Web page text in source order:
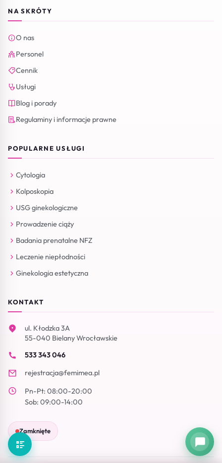
NA SKRÓTY
O nas
Personel
Cennik
Usługi
Blog i porady
Regulaminy i informacje prawne
POPULARNE USŁUGI
Cytologia
Kolposkopia
USG ginekologiczne
Prowadzenie ciąży
Badania prenatalne NFZ
Leczenie niepłodności
Ginekologia estetyczna
KONTAKT
ul. Kłodzka 3A
55-040 Bielany Wrocławskie
533 343 046
rejestracja@femimea.pl
Pn-Pt: 08:00-20:00
Sob: 09:00-14:00
Zamknięte